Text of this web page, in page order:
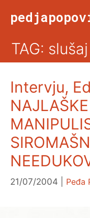
NASLOVNA
DRUŠTVO
KULTURA
SPORT
TAG:
Intervju,
21/07/2004 Peđa